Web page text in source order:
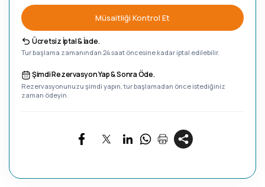
Müsaitliği Kontrol Et
Ücretsiz İptal & İade.
Tur başlama zamanından 24 saat öncesine kadar iptal edilebilir.
Şimdi Rezervasyon Yap & Sonra Öde.
Rezervasyonunuzu şimdi yapın, tur başlamadan önce istediğiniz
zaman ödeyin.